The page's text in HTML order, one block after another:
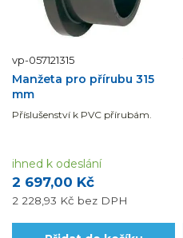
vp-057121315
Manžeta pro přírubu 315
mm
Příslušenství k PVC přírubám.
2 697,00 Kč
2 228,93 Kč bez DPH
ihned k odeslání